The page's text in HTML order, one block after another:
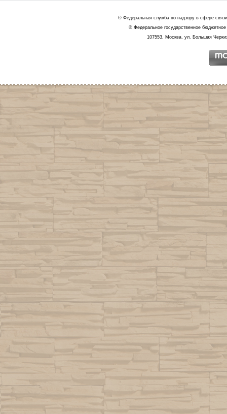
© Федеральная служба по надзору в сфере
© Федеральное государственное
107553, Москва, ул. Большая